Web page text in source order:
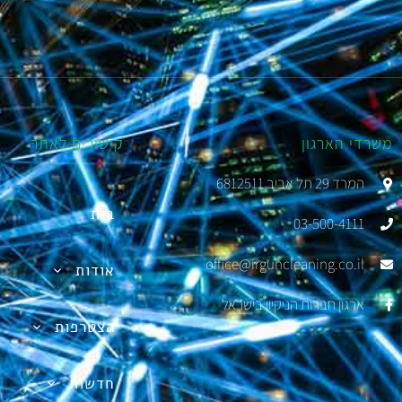
משרדי הארגון
המרד 29 תל אביב 6812511
03-500-4111
office@irguncleaning.co.il
ארגון חברות הניקיון בישראל
קישורים לאתר
בית
אודות
הצטרפות
חדשות